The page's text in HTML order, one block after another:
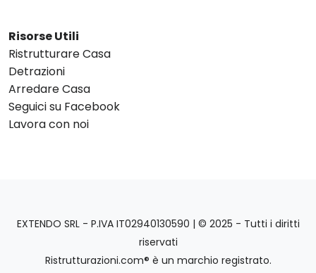
Risorse Utili
Ristrutturare Casa
Detrazioni
Arredare Casa
Seguici su Facebook
Lavora con noi
EXTENDO SRL - P.IVA IT02940130590 | © 2025 - Tutti i diritti
riservati
Ristrutturazioni.com® è un marchio registrato.